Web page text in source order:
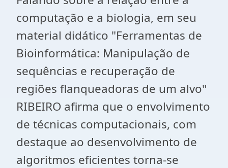
computação e a biologia, em seu
material didático "Ferramentas de
Bioinformática: Manipulação de
sequências e recuperação de
regiões flanqueadoras de um alvo"
RIBEIRO afirma que o envolvimento
de técnicas computacionais, com
destaque ao desenvolvimento de
algoritmos eficientes torna-se